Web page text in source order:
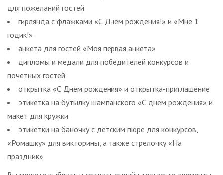
для пожеланий гостей
гирлянда с флажками «С Днем рождения!» и «Мне 1
годик!»
анкета для гостей «Моя первая анкета»
дипломы и медали для победителей конкурсов и
почетных гостей
открытка «С Днем рождения» и открытка-приглашение
этикетка на бутылку шампанского «С днем рождения» и
макет для кружки
этикетки на баночку с детским пюре для конкурсов,
«Ромашку» для викторины, а также стрелочку «На
праздник»